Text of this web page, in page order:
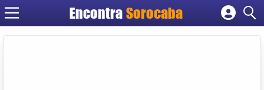
EncontraSorocaba
Cadastrar empresa